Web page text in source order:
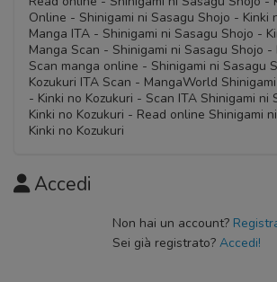
Online - Shinigami ni Sasagu Shojo - Kinki
Manga ITA - Shinigami ni Sasagu Shojo -
Manga Scan - Shinigami ni Sasagu Shojo -
Scan manga online - Shinigami ni Sasagu
Kozukuri ITA Scan - MangaWorld
- Kinki no Kozukuri - Scan ITA Shinigami ni
Kinki no Kozukuri - Read online Shinigami
Kinki no Kozukuri
Accedi
Non hai un account?
Sei già registrato? Accedi!